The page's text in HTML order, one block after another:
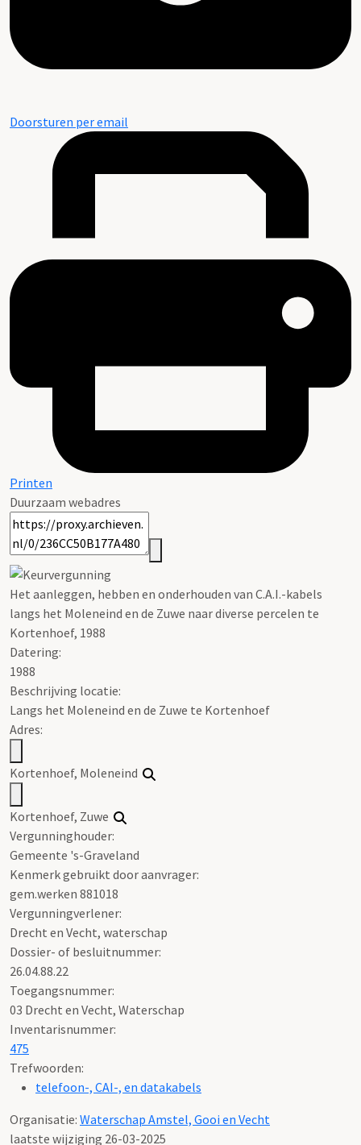
Doorsturen per email
Printen
Duurzaam webadres
Het aanleggen, hebben en onderhouden van C.A.I.-kabels
langs het Moleneind en de Zuwe naar diverse percelen te
Kortenhoef, 1988
Datering:
1988
Beschrijving locatie:
Langs het Moleneind en de Zuwe te Kortenhoef
Adres:
Kortenhoef, Moleneind
Kortenhoef, Zuwe
Vergunninghouder:
Gemeente 's-Graveland
Kenmerk gebruikt door aanvrager:
gem.werken 881018
Vergunningverlener:
Drecht en Vecht, waterschap
Dossier- of besluitnummer:
26.04.88.22
Toegangsnummer:
03 Drecht en Vecht, Waterschap
Inventarisnummer:
475
Trefwoorden:
telefoon-, CAI-, en datakabels
Organisatie: Waterschap Amstel, Gooi en Vecht
laatste wijziging 26-03-2025